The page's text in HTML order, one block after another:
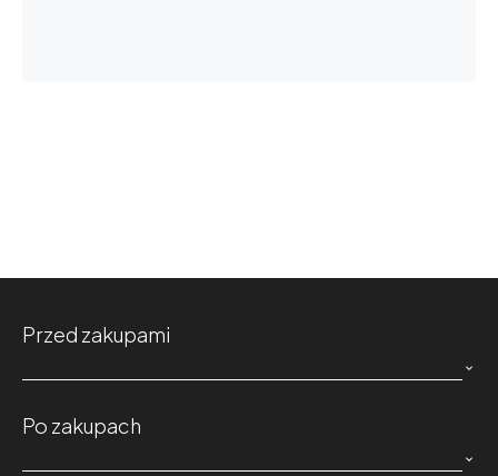
Przed zakupami

Po zakupach
